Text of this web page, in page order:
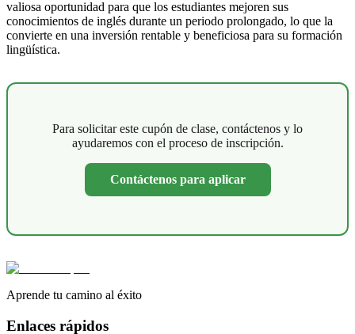
valiosa oportunidad para que los estudiantes mejoren sus
conocimientos de inglés durante un periodo prolongado, lo que la
convierte en una inversión rentable y beneficiosa para su formación
lingüística.
Para solicitar este cupón de clase, contáctenos y lo
ayudaremos con el proceso de inscripción.
Contáctenos para aplicar
Aprende tu camino al éxito
Enlaces rápidos